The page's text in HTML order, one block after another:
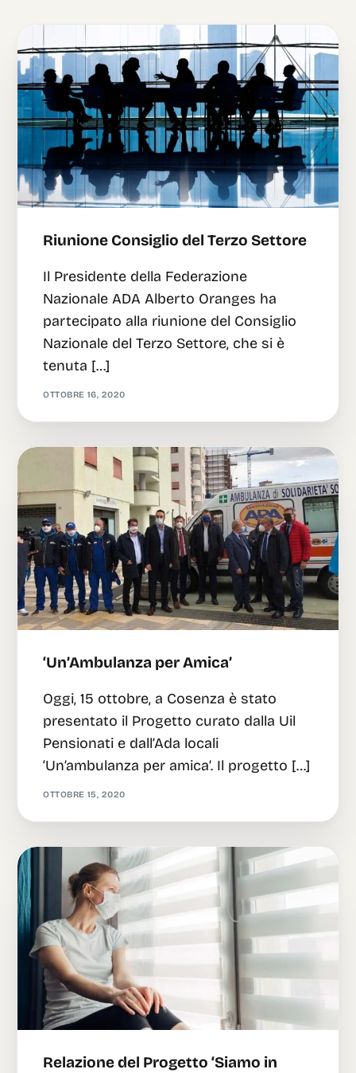
Riunione Consiglio del Terzo Settore
Il Presidente della Federazione
Nazionale ADA Alberto Oranges ha
partecipato alla riunione del Consiglio
Nazionale del Terzo Settore, che si è
tenuta […]
OTTOBRE 16, 2020
‘Un’Ambulanza per Amica’
Oggi, 15 ottobre, a Cosenza è stato
presentato il Progetto curato dalla Uil
Pensionati e dall’Ada locali
‘Un’ambulanza per amica’. Il progetto […]
OTTOBRE 15, 2020
Relazione del Progetto ‘Siamo in